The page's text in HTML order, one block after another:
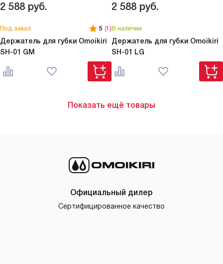
2 588 руб.
Под заказ 5 (1)
Держатель для губки Omoikiri
SH-01 GM
2 588 руб.
В наличии
Держатель для губки Omoikiri
SH-01 LG
Показать ещё товары
Официальный дилер
Сертифицированное качество